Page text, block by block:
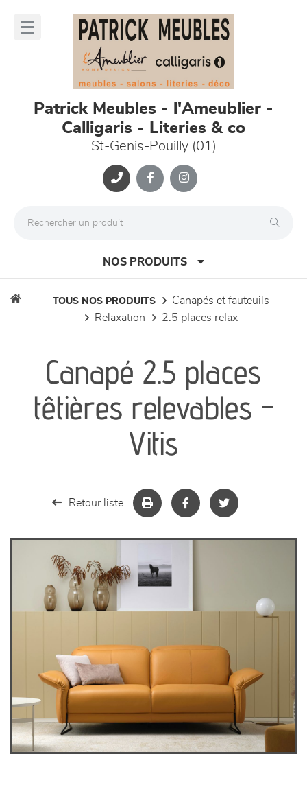
Patrick Meubles - l'Ameublier -
Calligaris - Literies & co
St-Genis-Pouilly (01)
NOS PRODUITS
séjours
meubles de complément
chambres et dressing
TOUS NOS PRODUITS
canapés et fauteuils
relaxation
2.5 places relax
Canapé 2.5 places
têtières relevables -
Vitis
Retour liste